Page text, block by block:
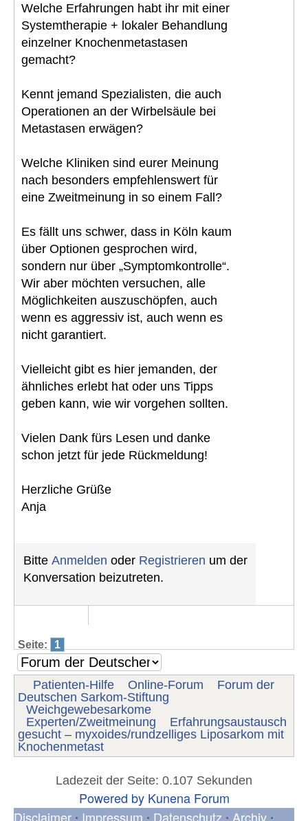
Welche Erfahrungen habt ihr mit einer
Systemtherapie + lokaler Behandlung
einzelner Knochenmetastasen
gemacht?
Kennt jemand Spezialisten, die auch
Operationen an der Wirbelsäule bei
Metastasen erwägen?
Welche Kliniken sind eurer Meinung
nach besonders empfehlenswert für
eine Zweitmeinung in so einem Fall?
Es fällt uns schwer, dass in Köln kaum
über Optionen gesprochen wird,
sondern nur über „Symptomkontrolle“.
Wir aber möchten versuchen, alle
Möglichkeiten auszuschöpfen, auch
wenn es aggressiv ist, auch wenn es
nicht garantiert.
Vielleicht gibt es hier jemanden, der
ähnliches erlebt hat oder uns Tipps
geben kann, wie wir vorgehen sollten.
Vielen Dank fürs Lesen und danke
schon jetzt für jede Rückmeldung!
Herzliche Grüße
Anja
Bitte Anmelden oder Registrieren um der
Konversation beizutreten.
Seite: 1
Patienten-Hilfe Online-Forum
Forum der
Deutschen Sarkom-Stiftung
Weichgewebesarkome
Experten/Zweitmeinung
Erfahrungsaustausch
gesucht – myxoides/rundzelliges Liposarkom mit
Knochenmetast
Ladezeit der Seite: 0.107 Sekunden
Powered by Kunena Forum
Disclaimer
Impressum Datenschutz Archiv